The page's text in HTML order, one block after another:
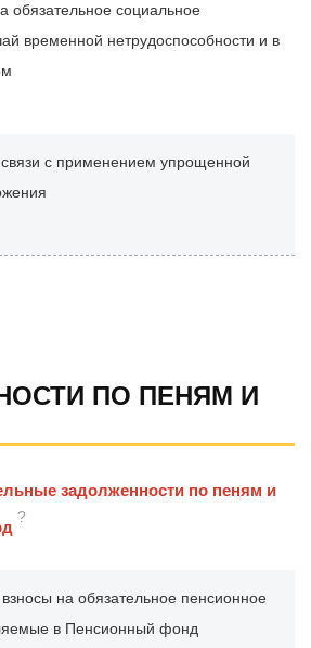
обязательное социальное
временной нетрудоспособности и в
с применением упрощенной
ПО ПЕНЯМ И
задолженности по пеням и
?
на обязательное пенсионное
в Пенсионный фонд